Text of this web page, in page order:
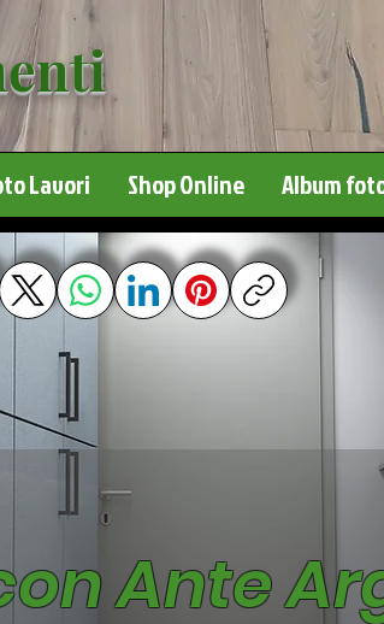
Lavori Shop Online Album
Ante